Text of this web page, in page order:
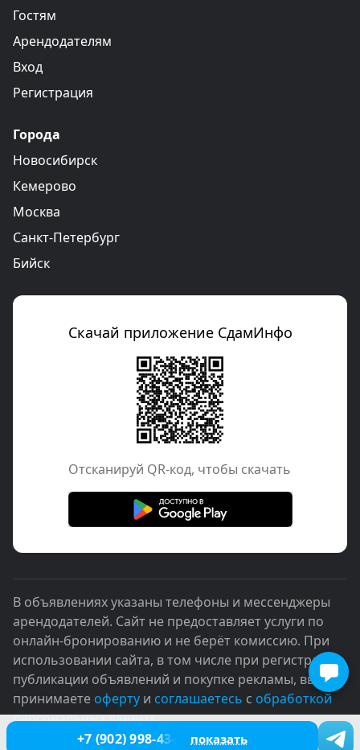
+7 (902) 998-43-76 показать
Гостям
Арендодателям
Вход
Регистрация
Города
Новосибирск
Кемерово
Москва
Санкт-Петербург
Бийск
Скачай приложение СдамИнфо
Отcканируй QR-код, чтобы скачать
В объявлениях указаны телефоны и мессенджеры
арендодателей. Сайт не предоставляет услуги по
онлайн-бронированию и не берёт комиссию. При
использовании сайта, в том числе при регистрации,
публикации объявлений и покупке рекламы, вы
принимаете оферту и соглашаетесь с обработкой
персональных данных